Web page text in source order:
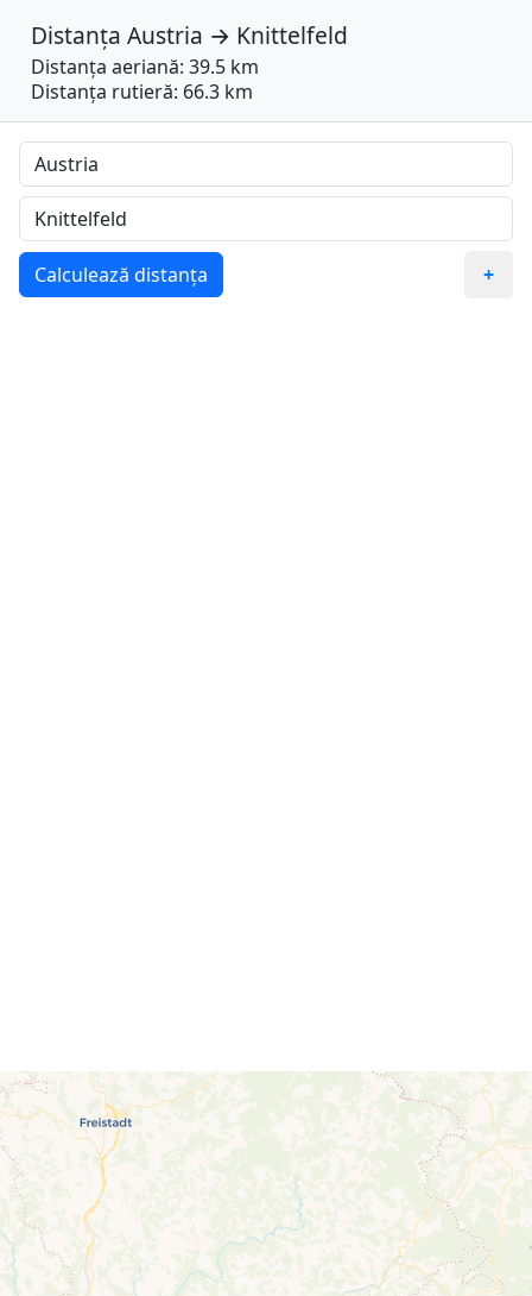
Distanța Austria → Knittelfeld
Distanța aeriană: 39.5 km
Distanța rutieră: 66.3 km
Calculează distanța +